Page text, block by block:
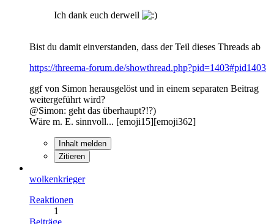
Ich dank euch derweil
Bist du damit einverstanden, dass der Teil dieses Threads ab
https://threema-forum.de/showthread.php?pid=1403#pid1403
ggf von Simon herausgelöst und in einem separaten Beitrag
weitergeführt wird?
@Simon: geht das überhaupt?!?)
Wäre m. E. sinnvoll... [emoji15][emoji362]
Inhalt melden
Zitieren
wolkenkrieger
Reaktionen
1
Beiträge